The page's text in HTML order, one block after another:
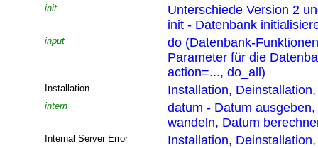
init
Unterschiede Version 2
init - Datenbank
input
do (Datenbank-
Parameter für die
action=..., do_all)
Installation Installation,
intern
datum - Datum
wandeln, Datum
Internal Server Error Installation,